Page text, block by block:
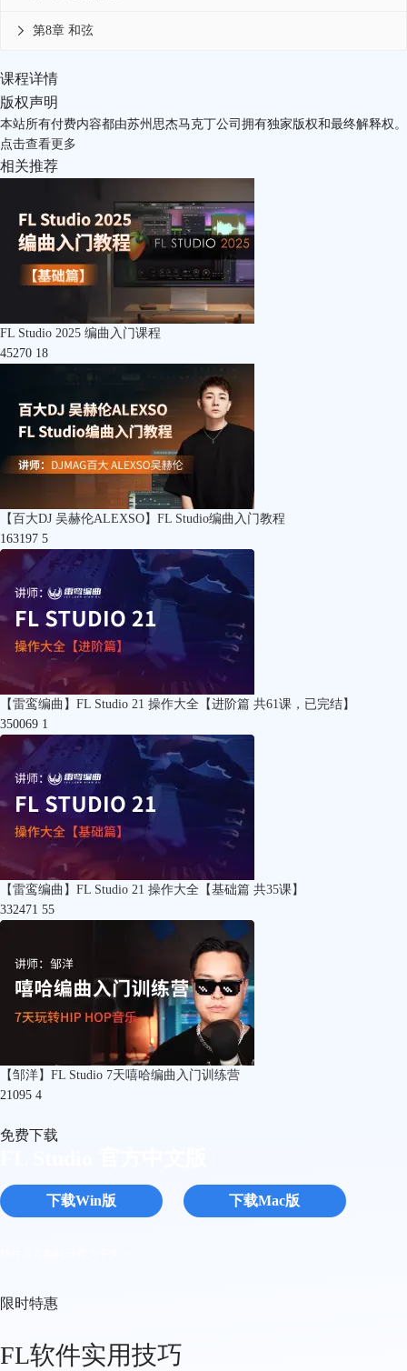
第8章 和弦

课程详情
版权声明
本站所有付费内容都由苏州思杰马克丁公司拥有独家版权和最终解释权。
点击查看更多
相关推荐
FL Studio 2025 编曲入门课程
45270 18
【百大DJ 吴赫伦ALEXSO】FL Studio编曲入门教程
163197 5
【雷鸾编曲】FL Studio 21 操作大全【进阶篇 共61课，已完结】
350069 1
【雷鸾编曲】FL Studio 21 操作大全【基础篇 共35课】
332471 55
【邹洋】FL Studio 7天嘻哈编曲入门训练营
21095 4
免费下载
下载Win版 下载Mac版
限时特惠
FL软件实用技巧